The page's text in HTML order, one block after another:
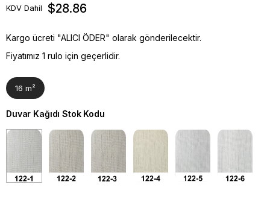
KDV Dahil $28.86
Kargo ücreti "ALICI ÖDER" olarak gönderilecektir.
Fiyatımız 1 rulo için geçerlidir.
16 m²
Duvar Kağıdı Stok Kodu